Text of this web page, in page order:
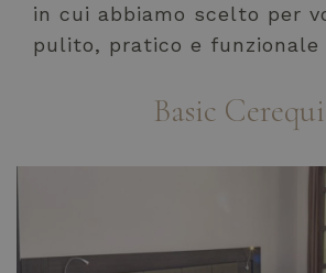
in cui abbiamo scelto per
pulito, pratico e funzionale
Basic